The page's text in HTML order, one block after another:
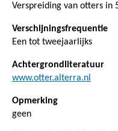
Verspreiding van otters in
Verschijningsfrequentie
Een tot tweejaarlijks
Achtergrondliteratuur
www.otter.alterra.nl
Opmerking
geen